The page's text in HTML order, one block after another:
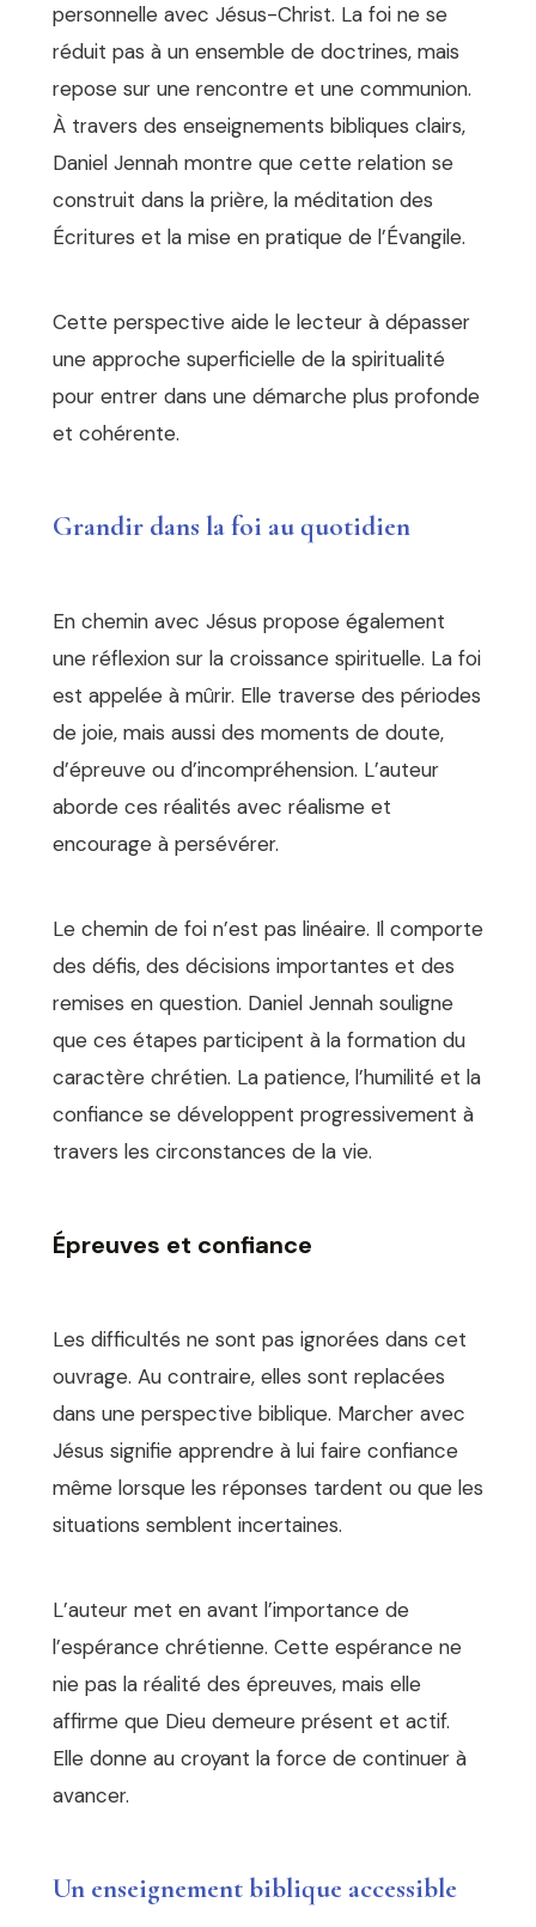
personnelle avec Jésus-Christ. La foi ne se
réduit pas à un ensemble de doctrines, mais
repose sur une rencontre et une communion.
À travers des enseignements bibliques clairs,
Daniel Jennah montre que cette relation se
construit dans la prière, la méditation des
Écritures et la mise en pratique de l’Évangile.
Cette perspective aide le lecteur à dépasser
une approche superficielle de la spiritualité
pour entrer dans une démarche plus profonde
et cohérente.
Grandir dans la foi au quotidien
En chemin avec Jésus propose également
une réflexion sur la croissance spirituelle. La foi
est appelée à mûrir. Elle traverse des périodes
de joie, mais aussi des moments de doute,
d’épreuve ou d’incompréhension. L’auteur
aborde ces réalités avec réalisme et
encourage à persévérer.
Le chemin de foi n’est pas linéaire. Il comporte
des défis, des décisions importantes et des
remises en question. Daniel Jennah souligne
que ces étapes participent à la formation du
caractère chrétien. La patience, l’humilité et la
confiance se développent progressivement à
travers les circonstances de la vie.
Épreuves et confiance
Les difficultés ne sont pas ignorées dans cet
ouvrage. Au contraire, elles sont replacées
dans une perspective biblique. Marcher avec
Jésus signifie apprendre à lui faire confiance
même lorsque les réponses tardent ou que les
situations semblent incertaines.
L’auteur met en avant l’importance de
l’espérance chrétienne. Cette espérance ne
nie pas la réalité des épreuves, mais elle
affirme que Dieu demeure présent et actif.
Elle donne au croyant la force de continuer à
avancer.
Un enseignement biblique accessible